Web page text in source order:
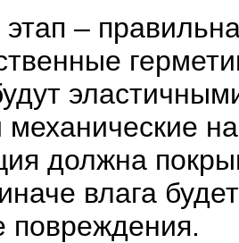
–
механические
должна
влага
повреждения.